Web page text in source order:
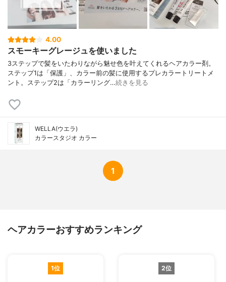
4.00
スモーキーグレージュを使いました
3ステップで髪をいたわりながら魅せ色を叶えてくれるヘアカラー剤。
ステップ1は「保護」、カラー前の髪に使用するプレカラートリートメ
ント。ステップ2は「カラーリング…続きを見る
WELLA(ウエラ)
カラースタジオ カラー
1
ヘアカラーおすすめランキング
1位 2位